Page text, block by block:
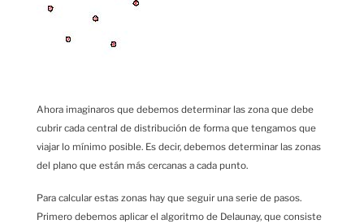
Ahora imaginaros que debemos determinar las zona que debe
cubrir cada central de distribución de forma que tengamos que
viajar lo mínimo posible. Es decir, debemos determinar las zonas
del plano que están más cercanas a cada punto.
Para calcular estas zonas hay que seguir una serie de pasos.
Primero debemos aplicar el algoritmo de Delaunay, que consiste